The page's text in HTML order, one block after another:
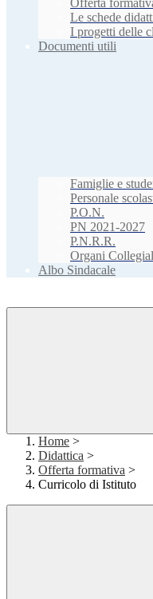
Offerta
Le schede
I progetti delle
Documenti utili
Famiglie e
Personale
P.O.N.
PN 2021-2027
P.N.R.R.
Organi
Albo Sindacale
Home >
Didattica >
Offerta formativa >
Curricolo di Istituto